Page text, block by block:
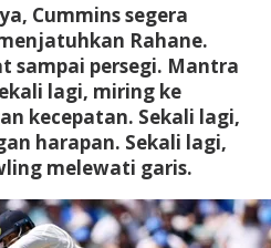
Cummins segera
Rahane.
sampai persegi. Mantra
lagi, miring ke
kecepatan. Sekali lagi,
harapan. Sekali lagi,
melewati garis.